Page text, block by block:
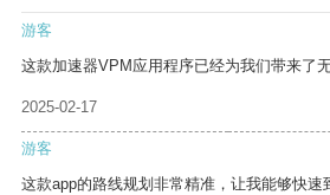
游客
这款加速器VPM应用程序已经为我们带来了
2025-02-17
游客
这款app的路线规划非常精准，让我能够快速